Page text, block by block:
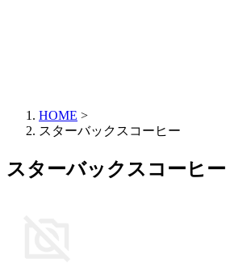
HOME >
スターバックスコーヒー
スターバックスコーヒー